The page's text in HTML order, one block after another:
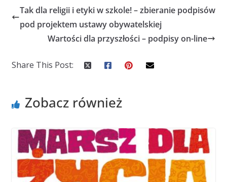
Tak dla religii i etyki w szkole! – zbieranie podpisów
pod projektem ustawy obywatelskiej
Wartości dla przyszłości – podpisy on-line
Share This Post:
Zobacz również